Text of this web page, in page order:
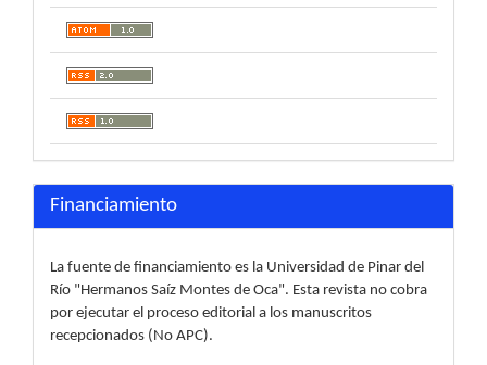
Financiamiento
La fuente de financiamiento es la Universidad de Pinar del
Río "Hermanos Saíz Montes de Oca". Esta revista no cobra
por ejecutar el proceso editorial a los manuscritos
recepcionados (No APC).